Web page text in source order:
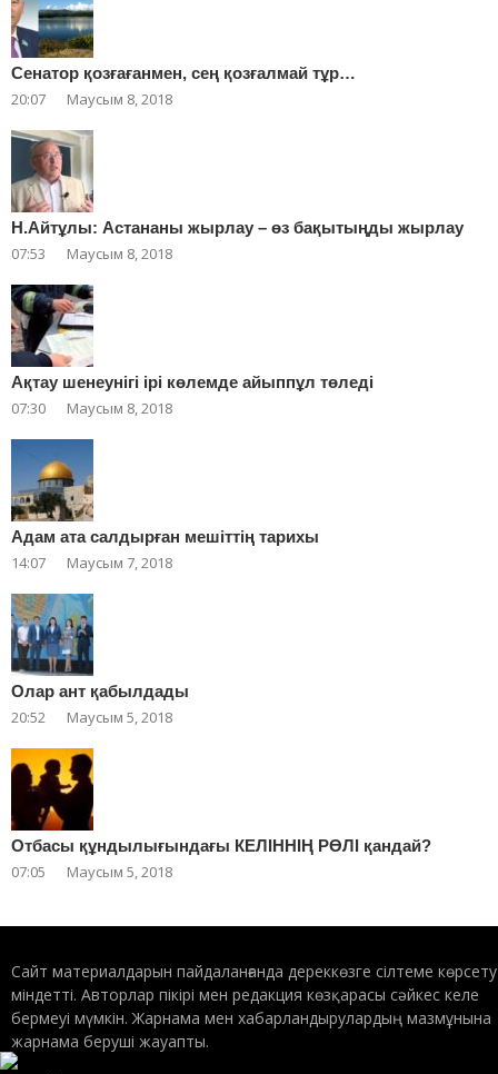
Сенатор қозғағанмен, сең қозғалмай тұр…
20:07 Маусым 8, 2018
Н.Айтұлы: Астананы жырлау – өз бақытыңды жырлау
07:53 Маусым 8, 2018
Ақтау шенеунігі ірі көлемде айыппұл төледі
07:30 Маусым 8, 2018
Адам ата салдырған мешіттің тарихы
14:07 Маусым 7, 2018
Олар ант қабылдады
20:52 Маусым 5, 2018
Отбасы құндылығындағы КЕЛІННІҢ РӨЛІ қандай?
07:05 Маусым 5, 2018
Сайт материалдарын пайдаланғанда дереккөзге сілтеме көрсету
міндетті. Авторлар пікірі мен редакция көзқарасы сәйкес келе
бермеуі мүмкін. Жарнама мен хабарландырулардың мазмұнына
жарнама беруші жауапты.